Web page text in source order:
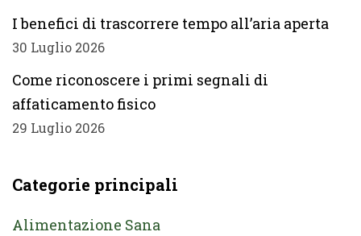
I benefici di trascorrere tempo all’aria aperta
30 Luglio 2026
Come riconoscere i primi segnali di
affaticamento fisico
29 Luglio 2026
Categorie principali
Alimentazione Sana